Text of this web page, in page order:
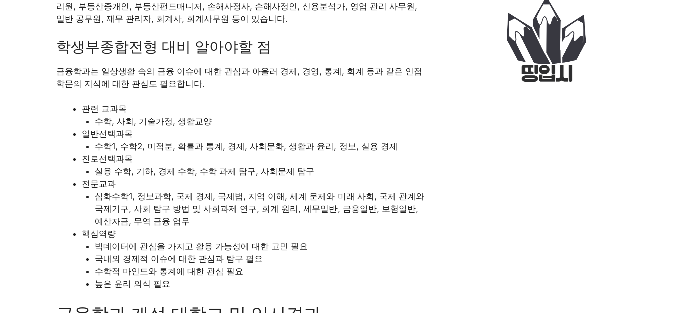
리원, 부동산중개인, 부동산펀드매니저, 손해사정사, 손해사정인, 신용분석가, 영업 관리 사무원,
일반 공무원, 재무 관리자, 회계사, 회계사무원 등이 있습니다.
학생부종합전형 대비 알아야할 점
금융학과는 일상생활 속의 금융 이슈에 대한 관심과 아울러 경제, 경영, 통계, 회계 등과 같은 인접
학문의 지식에 대한 관심도 필요합니다.
관련 교과목
수학, 사회, 기술가정, 생활교양
일반선택과목
수학1, 수학2, 미적분, 확률과 통계, 경제, 사회문화, 생활과 윤리, 정보, 실용 경제
진로선택과목
실용 수학, 기하, 경제 수학, 수학 과제 탐구, 사회문제 탐구
전문교과
심화수학1, 정보과학, 국제 경제, 국제법, 지역 이해, 세계 문제와 미래 사회, 국제 관계와
국제기구, 사회 탐구 방법 및 사회과제 연구, 회계 원리, 세무일반, 금융일반, 보험일반,
예산자금, 무역 금융 업무
핵심역량
빅데이터에 관심을 가지고 활용 가능성에 대한 고민 필요
국내외 경제적 이슈에 대한 관심과 탐구 필요
수학적 마인드와 통계에 대한 관심 필요
높은 윤리 의식 필요